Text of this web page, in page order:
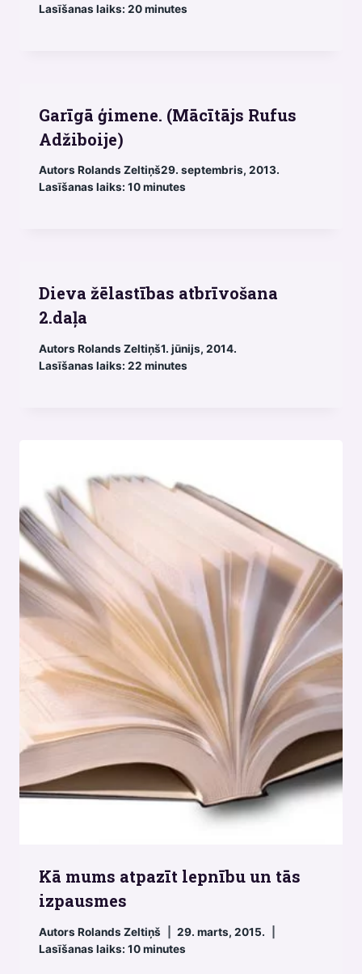
Lasīšanas laiks: 20minutes
Garīgā ģimene. (Mācītājs Rufus
Adžiboije)
Autors Rolands Zeltiņš29. septembris, 2013.
Lasīšanas laiks: 10minutes
Dieva žēlastības atbrīvošana
2.daļa
Autors Rolands Zeltiņš1. jūnijs, 2014.
Lasīšanas laiks: 22 minutes
Kā mums atpazīt lepnību un tās
izpausmes
Autors Rolands Zeltiņš
29. marts, 2015.
Lasīšanas laiks: 10minutes